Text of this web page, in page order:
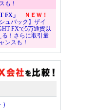
も！
FX」
ＮＥＷ！
ュバック】ザイ
FXで5万通貨以
る！さらに取引量
ンスも！